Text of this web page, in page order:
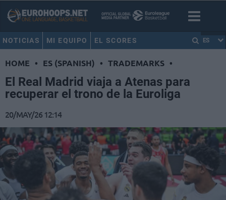
NOTICIAS MI EQUIPO EL SCORES ES
HOME • ES (SPANISH) • TRADEMARKS •
El Real Madrid viaja a Atenas para
recuperar el trono de la Euroliga
20/MAY/26 12:14